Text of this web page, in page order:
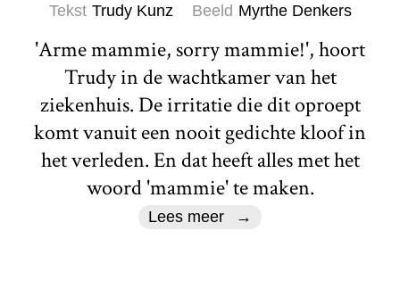
Tekst Trudy Kunz Beeld Myrthe Denkers
'Arme mammie, sorry mammie!', hoort
Trudy in de wachtkamer van het
ziekenhuis. De irritatie die dit oproept
komt vanuit een nooit gedichte kloof in
het verleden. En dat heeft alles met het
woord 'mammie' te maken.
Lees meer